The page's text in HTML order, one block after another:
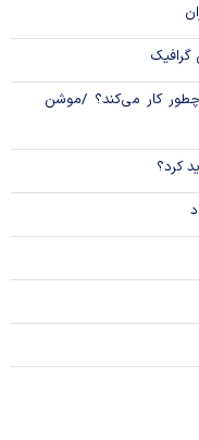
گرافیک
کار می‌کند؟ /موشن
کرد؟